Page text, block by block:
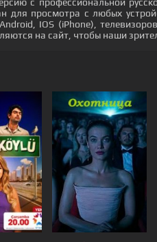
для просмотра с любых
IOS (iPhone),
на сайт, чтобы наши